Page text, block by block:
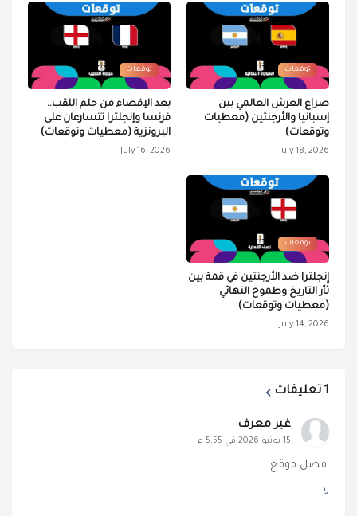
توقعات
صراع العرش العالمي بين
إسبانيا والأرجنتين (معطيات
وتوقعات)
July 18, 2026
توقعات
بعد الإقصاء من حلم اللقب..
فرنسا وإنجلترا تتسارعان على
البرونزية (معطيات وتوقعات)
July 16, 2026
توقعات
إنجلترا ضد الأرجنتين في قمة بين
ثأر التاريخ وطموح النهائي
(معطيات وتوقعات)
July 14, 2026
1 تعليقات
غير معرف
15 يونيو 2026 في 5:55 م
افضل موقع
رد